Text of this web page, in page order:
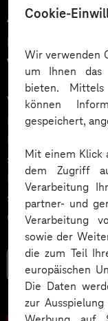
Cookie-
Wir verwenden
um Ihnen das
bieten. Mittels
können
gespeichert,
Mit einem Klick
dem Zugriff
Verarbeitung
partner- und
Verarbeitung
sowie der
die zum Teil
europäischen
Die Daten
zur
menschlich
Wahrheit
Wie gelingt
Hype und „Magic
Laura Dreessen,
strategische
Prozesse und
spannender Blick
und KI.
Mehr lesen